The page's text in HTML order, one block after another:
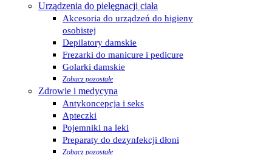
Urządzenia do pielęgnacji ciała
Akcesoria do urządzeń do higieny
osobistej
Depilatory damskie
Frezarki do manicure i pedicure
Golarki damskie
Zobacz pozostałe
Zdrowie i medycyna
Antykoncepcja i seks
Apteczki
Pojemniki na leki
Preparaty do dezynfekcji dłoni
Zobacz pozostałe